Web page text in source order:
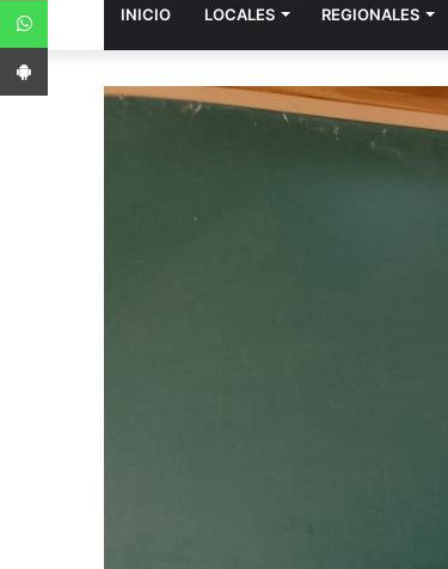
INICIO LOCALES REGIONALES
App Android